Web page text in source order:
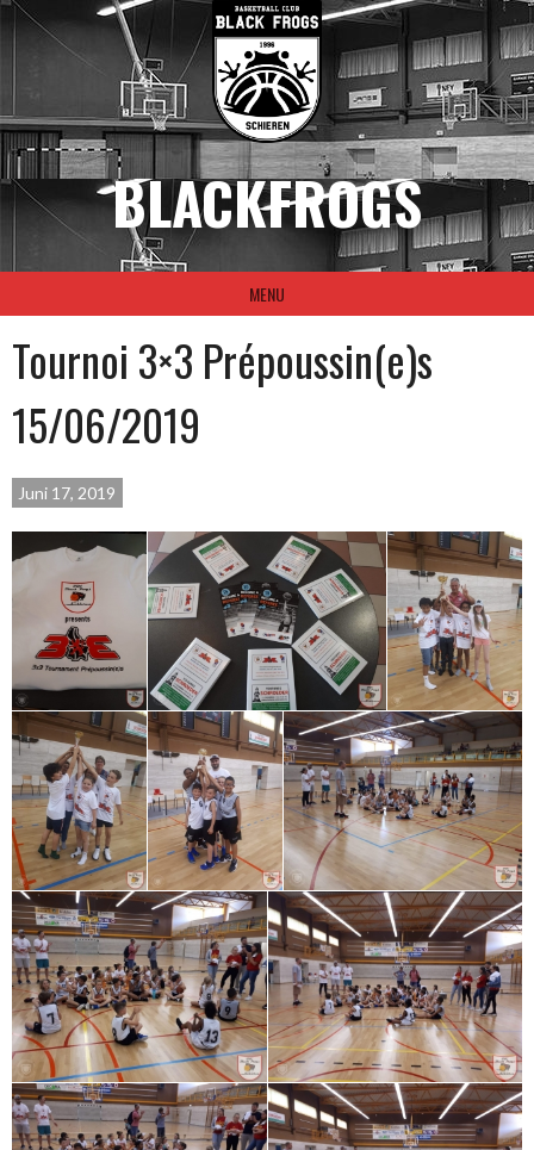
Skip
BLACKFROGS
MENU
Tournoi 3×3 Prépoussin(e)s
15/06/2019
Juni 17, 2019